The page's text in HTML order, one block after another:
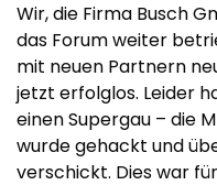
Wir, die Firma Busch
das Forum weiter
mit neuen Partnern
jetzt erfolglos. Leider
einen Supergau – die
wurde gehackt und
verschickt. Dies war